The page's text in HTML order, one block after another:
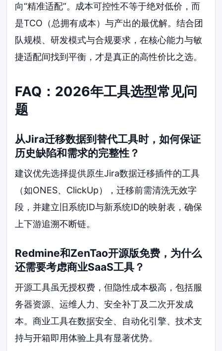
向“精准适配”。成本可控性不等于绝对低价，而
是TCO（总拥有成本）与产出的最优解。结合团
队规模、研发模式与合规要求，在核心能力与敏
捷适配间找到平衡，才是真正的高性价比之选。
FAQ：2026年工具选型常见问
题
从Jira迁移数据到替代工具时，如何保证
历史缺陷和需求的完整性？
建议优先选择提供原生Jira数据迁移插件的工具
（如ONES、ClickUp），迁移前需清洗无效字
段，并建立旧系统ID与新系统ID的映射表，确保
上下游追溯不断链。
Redmine和ZenTao开源版免费，为什么
还需要考虑商业SaaS工具？
开源工具虽无授权费，但隐性成本极高，包括服
务器资源、运维人力、安全补丁及二次开发成
本。商业工具在数据安全、自动化引擎、技术支
持与开箱即用体验上具有显著优势。